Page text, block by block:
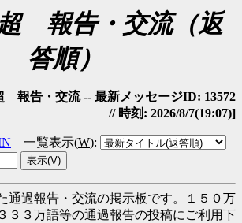
報告・交流（返
答順）
報告・交流 -- 最新メッセージID: 13572
// 時刻: 2026/8/7(19:07)]
一覧表示(W):
通過報告・交流の掲示板です。１５０万
３３万語等の通過報告の投稿にご利用下